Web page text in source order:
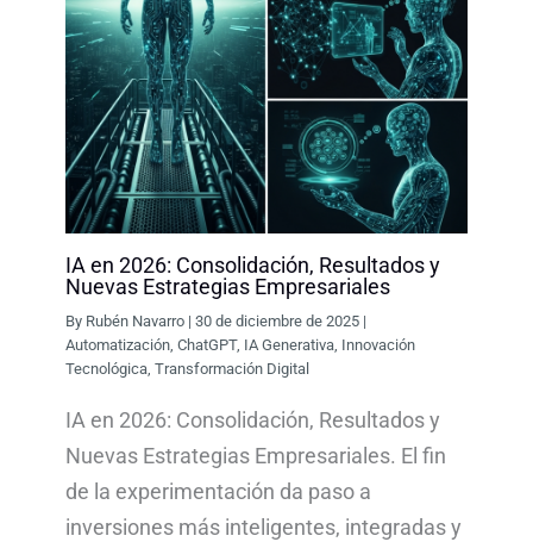
IA en 2026: Consolidación, Resultados y
Nuevas Estrategias Empresariales
By Rubén Navarro |30 de diciembre de 2025 |
Automatización,ChatGPT, IA Generativa, Innovación
Tecnológica,Transformación Digital
IA en 2026: Consolidación, Resultados y
Nuevas Estrategias Empresariales. El fin
de la experimentación da paso a
inversiones más inteligentes, integradas y